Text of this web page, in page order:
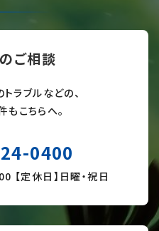
のご相談
ラブルなどの、
もこちらへ。
TEL
0400
【定休日】日曜・祝日